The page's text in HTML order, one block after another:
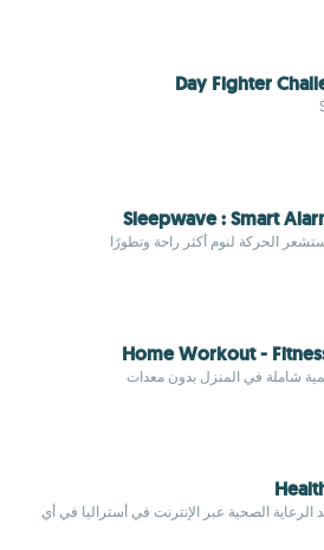
Sleepwave : Smart
الحركة لنوم أكثر راحة وتطورًا
Home Workout -
شاملة في المنزل بدون معدات
الرعاية الصحية عبر الإنترنت في أستراليا في أي